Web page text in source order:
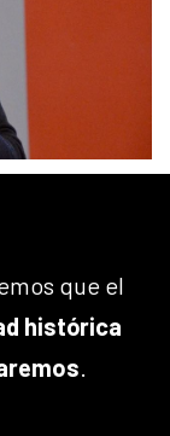
que el
histórica
.